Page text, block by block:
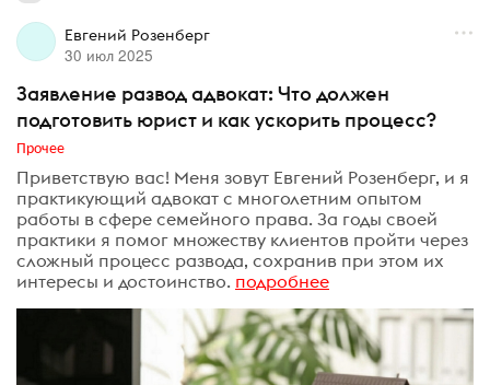
Евгений Розенберг
30 июл 2025
Заявление развод адвокат: Что должен
подготовить юрист и как ускорить процесс?
Прочее
Приветствую вас! Меня зовут Евгений Розенберг, и я
практикующий адвокат с многолетним опытом
работы в сфере семейного права. За годы своей
практики я помог множеству клиентов пройти через
сложный процесс развода, сохранив при этом их
интересы и достоинство. подробнее